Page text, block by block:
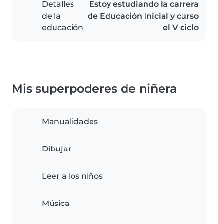
Detalles
de la
educación
Estoy estudiando la carrera
de Educación Inicial y curso
el V ciclo
Mis superpoderes de niñera
Manualidades
Dibujar
Leer a los niños
Música